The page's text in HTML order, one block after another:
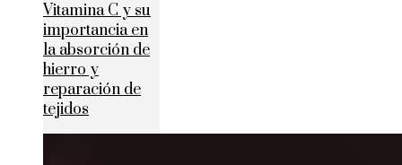
Vitamina C y su
importancia en
la absorción de
hierro y
reparación de
tejidos